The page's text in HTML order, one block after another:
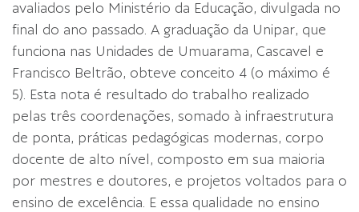
avaliados pelo Ministério da Educação, divulgada no
final do ano passado. A graduação da Unipar, que
funciona nas Unidades de Umuarama, Cascavel e
Francisco Beltrão, obteve conceito 4 (o máximo é
5). Esta nota é resultado do trabalho realizado
pelas três coordenações, somado à infraestrutura
de ponta, práticas pedagógicas modernas, corpo
docente de alto nível, composto em sua maioria
por mestres e doutores, e projetos voltados para o
ensino de excelência. E essa qualidade no ensino